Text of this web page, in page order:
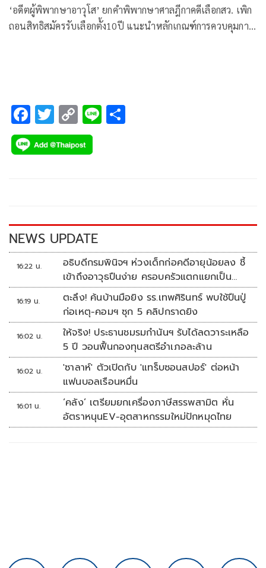
‘อดีตผู้พิพากษาอาวุโส’ ยกคำพิพากษาศาลฎีกาคดีเลือกสว. เพิก
ถอนสิทธิสมัครรับเลือกตั้ง10ปี แนะนำหลักเกณฑ์การควบคุมการ
F
ac
e
k
T
wi
tt
C
o
p
k
Li
NEWS UPDATE
16:22 น.
อธิบดีกรมพินิจฯ ห่วงเด็กก่อคดีอายุน้อยลง ชี้
เข้าถึงอาวุธปืนง่าย ครอบครัวแตกแยกเป็น
ชนวนสำคัญ
16:19 น.
ตะลึง! ค้นบ้านมือยิง รร.เทพศิรินทร์ พบใช้ปืนปู่
ก่อเหตุ-คอมฯ ซุก 5 คลิปกราดยิง
16:02 น.
ให้จริง! ประธานชมรมกำนันฯ รับได้ลดวาระเหลือ
5 ปี วอนฟื้นกองทุนสตรีอำเภอละล้าน
16:02 น.
'ซาลาห์' ตัวเปิดกับ 'แทร็บซอนสปอร์' ต่อหน้า
แฟนบอลเรือนหมื่น
16:01 น.
‘คลัง’ เตรียมยกเครื่องภาษีสรรพสามิต หั่น
อัตราหนุนEV-อุตสาหกรรมใหม่ปักหมุดไทย